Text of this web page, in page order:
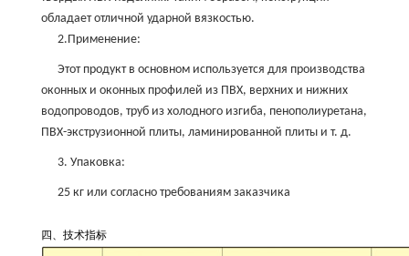
обладает отличной ударной вязкостью.
2.Применение:
Этот продукт в основном используется для производства
оконных и оконных профилей из ПВХ, верхних и нижних
водопроводов, труб из холодного изгиба, пенополиуретана,
ПВХ-экструзионной плиты, ламинированной плиты и т. д.
3. Упаковка:
25 кг или согласно требованиям заказчика
四、技术指标